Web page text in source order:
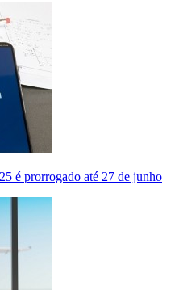
é prorrogado até 27 de junho